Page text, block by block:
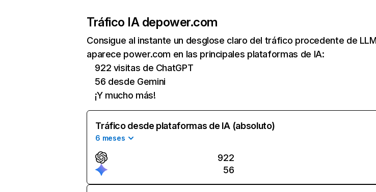
Tráfico IA depower.com
Consigue al instante un desglose claro del tráfico procedente de
aparece power.com en las principales plataformas de IA:
922 visitas de ChatGPT
56 desde Gemini
¡Y mucho más!
Tráfico desde plataformas de IA (absoluto)
6 meses
922
56